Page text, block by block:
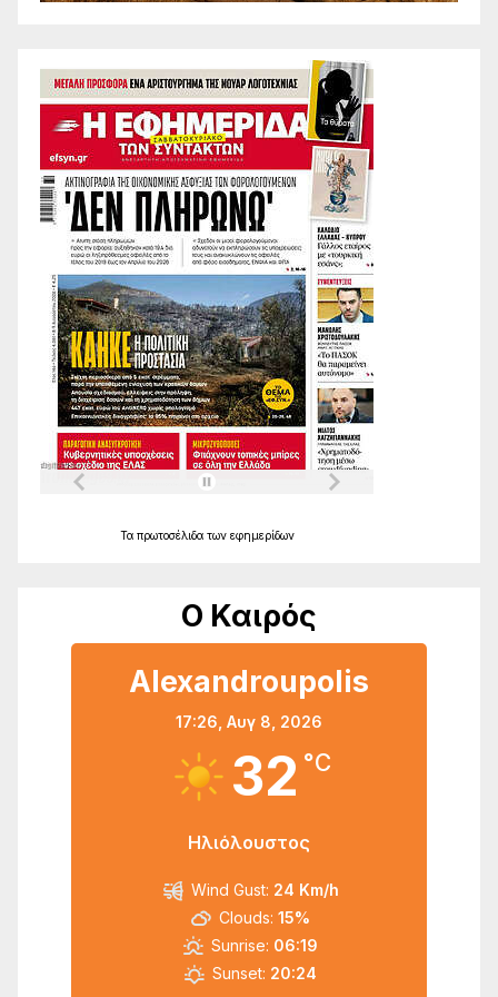
Τα πρωτοσέλιδα των εφημερίδων
Ο Καιρός
Alexandroupolis
17:26, Αυγ 8, 2026
32 °C
Ηλιόλουστος
Wind Gust: 24 Km/h
Clouds: 15%
Sunrise: 06:19
Sunset: 20:24